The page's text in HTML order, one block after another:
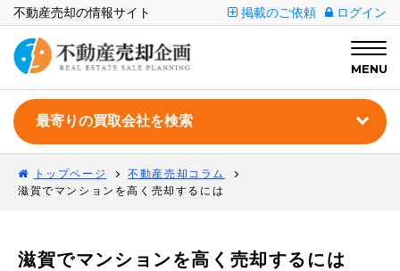
不動産売却の情報サイト 掲載のご依頼 ログイン
MENU
トップページ
不動産売却コラム
滋賀でマンションを高く売却するには
滋賀でマンションを高く売却するには